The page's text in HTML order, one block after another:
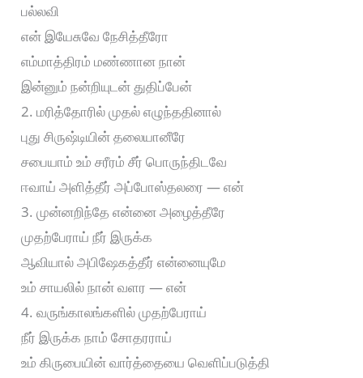
பல்லவி
என் இயேசுவே நேசித்தீரோ
எம்மாத்திரம் மண்ணான நான்
இன்னும் நன்றியுடன் துதிப்பேன்
2. மரித்தோரில் முதல் எழுந்ததினால்
புது சிருஷ்டியின் தலையானீரே
சபையாம் உம் சரீரம் சீர் பொருந்திடவே
ஈவாய் அளித்தீர் அப்போஸ்தலரை — என்
3. முன்னறிந்தே என்னை அழைத்தீரே
முதற்பேராய் நீர் இருக்க
ஆவியால் அபிஷேகத்தீர் என்னையுமே
உம் சாயலில் நான் வளர — என்
4. வருங்காலங்களில் முதற்பேராய்
நீர் இருக்க நாம் சோதரராய்
உம் கிருபையின் வார்த்தையை வெளிப்படுத்தி